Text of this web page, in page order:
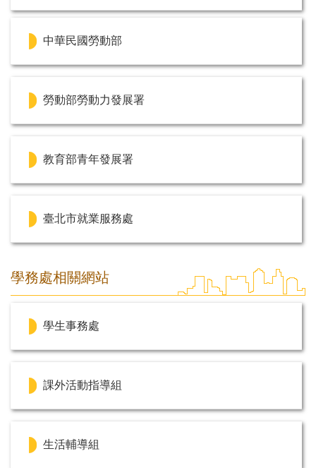
中華民國勞動部
勞動部勞動力發展署
教育部青年發展署
臺北市就業服務處
學務處相關網站
學生事務處
課外活動指導組
生活輔導組